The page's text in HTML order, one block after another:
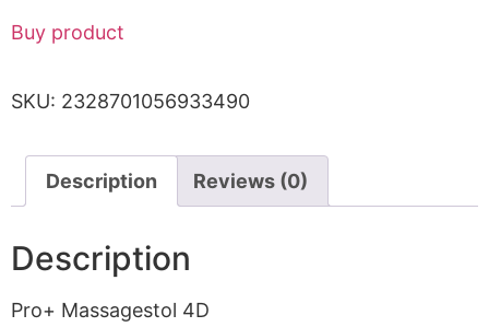
Buy product
SKU: 2328701056933490
Description Reviews (0)
Description
Pro+ Massagestol 4D